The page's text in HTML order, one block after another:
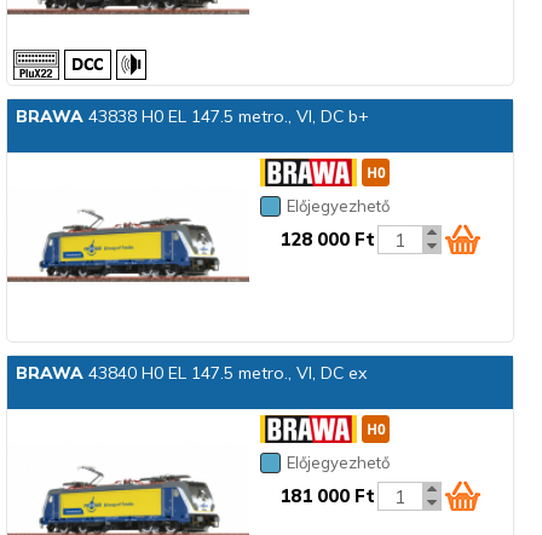
BRAWA43838 H0 EL 147.5 metro., VI, DC b+
Előjegyezhető
128 000 Ft
BRAWA43840 H0 EL 147.5 metro., VI, DC ex
Előjegyezhető
181 000 Ft